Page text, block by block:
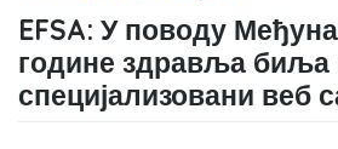
EFSA: У поводу
године здравља биља
специјализовани веб